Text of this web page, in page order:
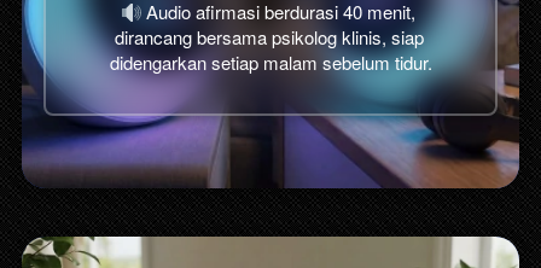
Audio afirmasi berdurasi 40 menit,
dirancang bersama psikolog klinis, siap
didengarkan setiap malam sebelum tidur.